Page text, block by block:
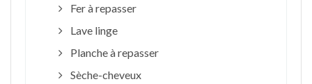
Fer à repasser
Lave linge
Planche à repasser
Sèche-cheveux